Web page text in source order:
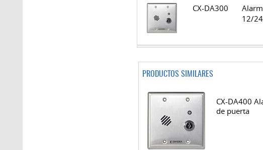
CX-DA300
12/24
PRODUCTOS SIMILARES
CX-DA400
de puerta